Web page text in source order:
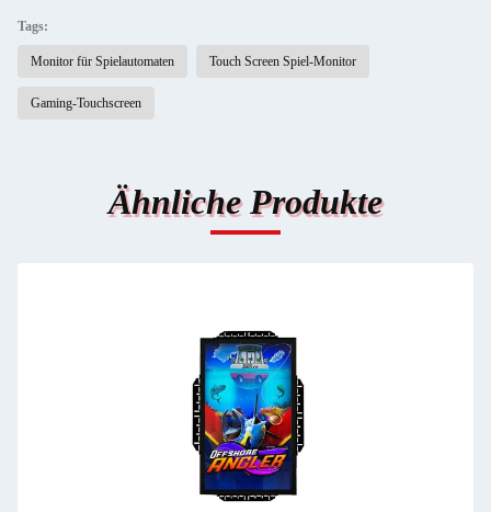
Tags:
Monitor für Spielautomaten Touch Screen Spiel-Monitor
Gaming-Touchscreen
Ähnliche Produkte